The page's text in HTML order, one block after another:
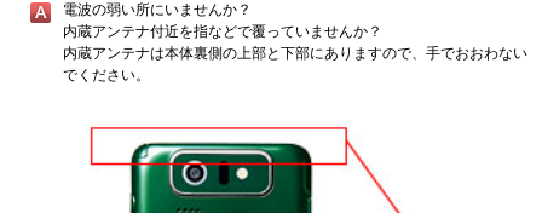
電波の弱い所にいませんか？
内蔵アンテナ付近を指などで覆っていませんか？
内蔵アンテナは本体裏側の上部と下部にありますので、手でおおわない
でください。